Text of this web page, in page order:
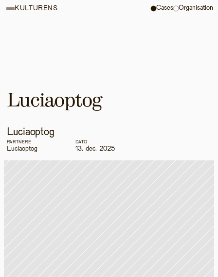
Luciaoptog
Luciaoptog
PARTNERE
Luciaoptog
DATO
13. dec. 2025
KULTURENS Cases Organisation